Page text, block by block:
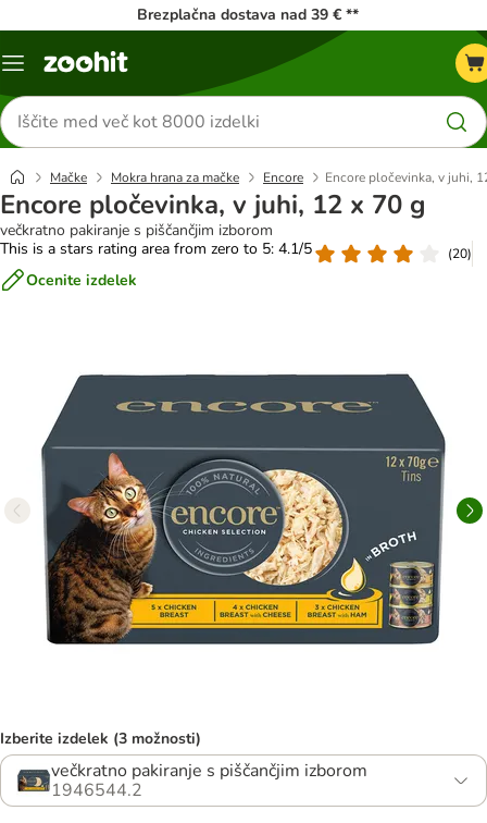
Brezplačna dostava nad 39 € **
Meni
Iskanje
izdelkov
Mačke Mokra hrana za mačke Encore Encore pločevinka, v juhi,
Encore pločevinka, v juhi, 12 x 70 g
večkratno pakiranje s piščančjim izborom
This is a stars rating area from zero to 5: 4.1/5
(20)
Ocenite izdelek
Izberite izdelek (3 možnosti)
večkratno pakiranje s piščančjim izborom
1946544.2